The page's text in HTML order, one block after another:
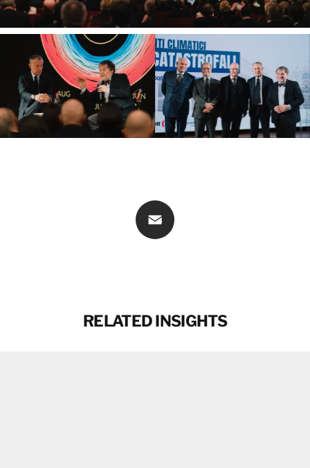
RELATED INSIGHTS